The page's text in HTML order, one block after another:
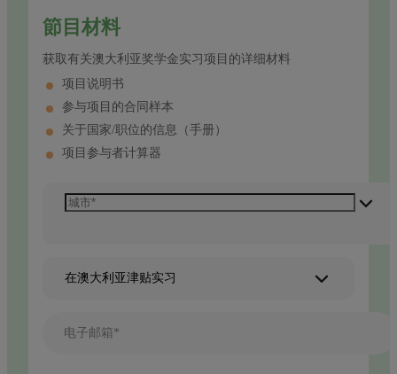
節目材料
获取有关澳大利亚奖学金实习项目的详细材料
项目说明书
参与项目的合同样本
关于国家/职位的信息（手册）
项目参与者计算器
在澳大利亚津贴实习
电子邮箱*